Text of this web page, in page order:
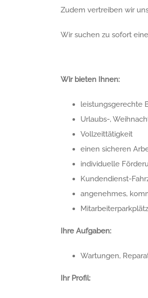
Zudem vertreiben wir
Wir suchen zu sofort
Wir bieten Ihnen:
leistungsgerechte
Urlaubs-,
Vollzeittätigkeit
einen sicheren
individuelle
Kundendienst-
angenehmes,
Ihre Aufgaben:
Wartungen,
Ihr Profil: